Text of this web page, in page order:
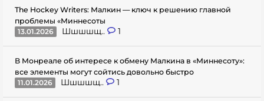
The Hockey Writers: Малкин — ключ к решению главной
проблемы «Миннесоты
13.01.2026
Шшшшщ.. 1
В Монреале об интересе к обмену Малкина в «Миннесоту»:
все элементы могут сойтись довольно быстро
11.01.2026
Шшшшщ.. 1